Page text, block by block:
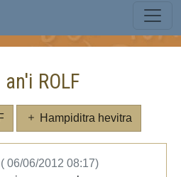
ROLF
Hampiditra hevitra
( 06/06/2012 08:17)